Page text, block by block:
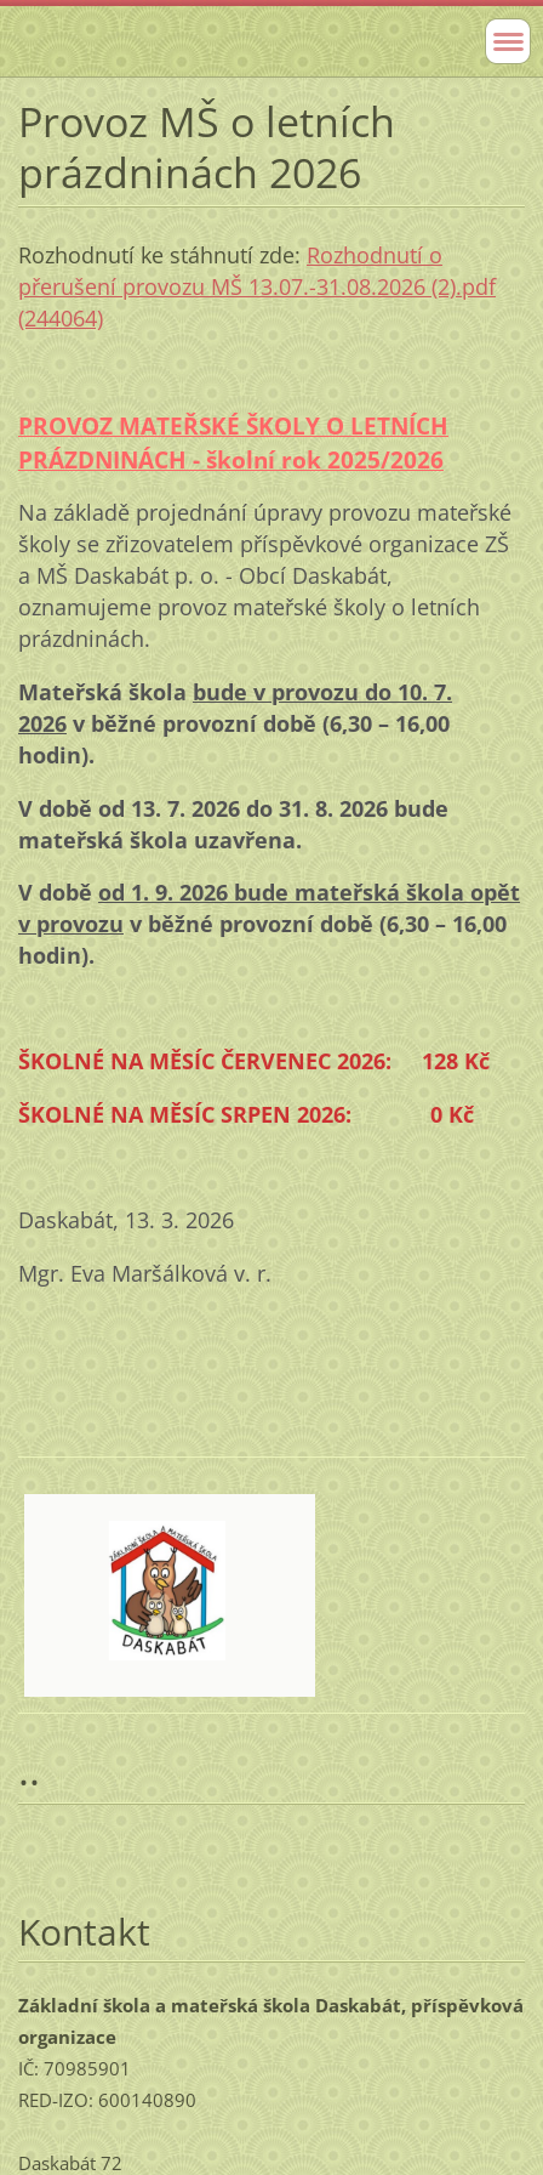
Provoz MŠ o letních
prázdninách 2026
Rozhodnutí ke stáhnutí zde: Rozhodnutí o
přerušení provozu MŠ 13.07.-31.08.2026 (2).pdf
(244064)
PROVOZ MATEŘSKÉ ŠKOLY O LETNÍCH
PRÁZDNINÁCH - školní rok 2025/2026
Na základě projednání úpravy provozu mateřské
školy se zřizovatelem příspěvkové organizace ZŠ
a MŠ Daskabát p. o. - Obcí Daskabát,
oznamujeme provoz mateřské školy o letních
prázdninách.
Mateřská škola bude v provozu do 10. 7.
2026v běžné provozní době (6,30 – 16,00
hodin).
V době od 13. 7. 2026 do 31. 8. 2026 bude
mateřská škola uzavřena.
V době od 1. 9. 2026 bude mateřská škola opět
v provozu v běžné provozní době (6,30 – 16,00
hodin).
ŠKOLNÉ NA MĚSÍC ČERVENEC 2026: 128 Kč
ŠKOLNÉ NA MĚSÍC SRPEN 2026: 0 Kč
Daskabát, 13. 3. 2026
Mgr. Eva Maršálková v. r.
..
Kontakt
Základní škola a mateřská škola Daskabát, příspěvková
organizace
IČ: 70985901
RED-IZO: 600140890
Daskabát 72